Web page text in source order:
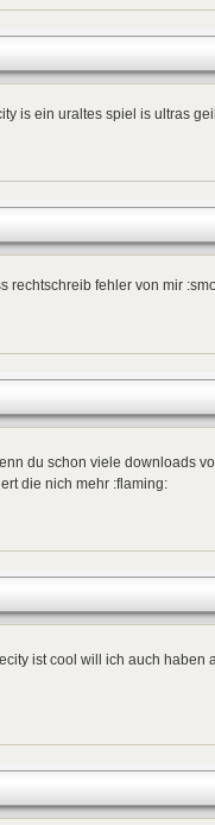
is ein uraltes spiel is ultras
rechtschreib fehler von mir
du schon viele downloads
die nich mehr :flaming:
ist cool will ich auch haben